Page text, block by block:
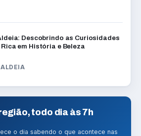
Descobrindo as Curiosidades
em História e Beleza
ALDEIA
todo dia às 7h
o dia sabendo o que acontece nas